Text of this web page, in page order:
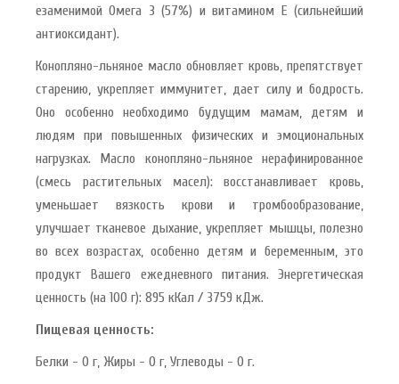
езаменимой Омега 3 (57%) и витамином Е (сильнейший
антиоксидант).
Конопляно-льняное масло обновляет кровь, препятствует
старению, укрепляет иммунитет, дает силу и бодрость.
Оно особенно необходимо будущим мамам, детям и
людям при повышенных физических и эмоциональных
нагрузках. Масло конопляно-льняное нерафинированное
(смесь растительных масел): восстанавливает кровь,
уменьшает вязкость крови и тромбообразование,
улучшает тканевое дыхание, укрепляет мышцы, полезно
во всех возрастах, особенно детям и беременным, это
продукт Вашего ежедневного питания. Энергетическая
ценность (на 100 г): 895 кКал / 3759 кДж.
Пищевая ценность:
Белки - 0 г, Жиры - 0 г, Углеводы - 0 г.